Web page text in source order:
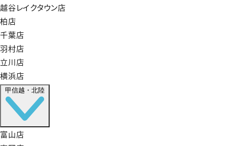
越谷レイクタウン店
柏店
千葉店
羽村店
立川店
横浜店
甲信越・北陸
富山店